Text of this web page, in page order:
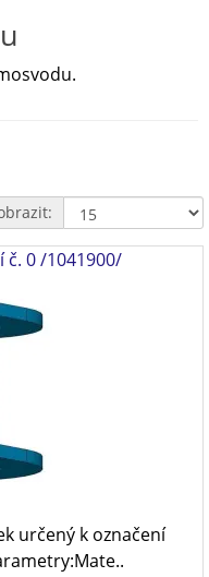
č. 0 /1041900/
určený k označení